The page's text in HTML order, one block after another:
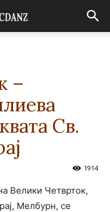
–
Св.
1914
Велики Четврток,
Мелбурн, се